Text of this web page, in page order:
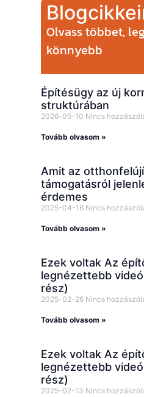
Olvass többet,
könnyebb
Építésügy az új
struktúrában
2026-05-10 Nincs
Tovább olvasom »
Amit az
támogatásról
érdemes
2025-04-16 Nincs
Tovább olvasom »
Ezek voltak Az
legnézettebb
rész)
2025-02-26 Nincs
Tovább olvasom »
Ezek voltak Az
legnézettebb
rész)
2025-02-13 Nincs